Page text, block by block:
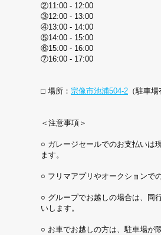
②11:00 - 12:00
③12:00 - 13:00
④13:00 - 14:00
⑤14:00 - 15:00
⑥15:00 - 16:00
⑦16:00 - 17:00
□ 場所： 宗像市池浦504-2 （駐車場
＜注意事項＞
○ ガレージセールでのお支払いは
ます。
○ フリマアプリやオークションで
○ グループでお越しの場合は、同
いします。
○ お車でお越しの方は、駐車場が